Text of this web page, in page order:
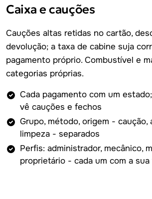
Caixa e cauções
Cauções altas retidas no cartão,
devolução; a taxa de cabine suja
pagamento próprio. Combustível e
categorias próprias.
Cada pagamento com um
vê cauções e fechos
Grupo, método, origem - caução,
limpeza - separados
Perfis: administrador, mecânico,
proprietário - cada um com a